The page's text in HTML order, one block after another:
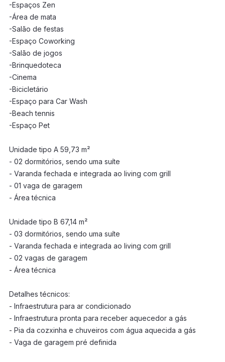
-Espaços Zen
-Área de mata
-Salão de festas
-Espaço Coworking
-Salão de jogos
-Brinquedoteca
-Cinema
-Bicicletário
-Espaço para Car Wash
-Beach tennis
-Espaço Pet
Unidade tipo A 59,73 m²
- 02 dormitórios, sendo uma suíte
- Varanda fechada e integrada ao living com grill
- 01 vaga de garagem
- Área técnica
Unidade tipo B 67,14 m²
- 03 dormitórios, sendo uma suíte
- Varanda fechada e integrada ao living com grill
- 02 vagas de garagem
- Área técnica
Detalhes técnicos:
- Infraestrutura para ar condicionado
- Infraestrutura pronta para receber aquecedor a gás
- Pia da cozxinha e chuveiros com água aquecida a gás
- Vaga de garagem pré definida